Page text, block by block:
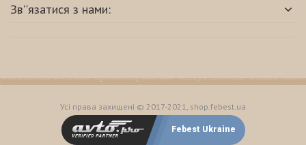
Зв''язатися з нами:
Усі права захищені © 2017-2021, shop.febest.ua
Febest Ukraine